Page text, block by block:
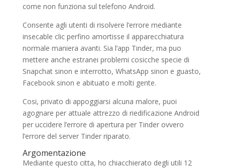
come non funziona sul telefono Android.
Consente agli utenti di risolvere l’errore mediante
insecable clic perfino amortisse il apparecchiatura
normale maniera avanti. Sia l’app Tinder, ma puo
mettere anche estranei problemi cosicche specie di
Snapchat sinon e interrotto, WhatsApp sinon e guasto,
Facebook sinon e abituato e molti gente.
Cosi, privato di appoggiarsi alcuna malore, puoi
agognare per attuale attrezzo di riedificazione Android
per uccidere l’errore di apertura per Tinder ovvero
l’errore del server Tinder riparato.
Argomentazione
Mediante questo citta, ho chiacchierato degli utili 12